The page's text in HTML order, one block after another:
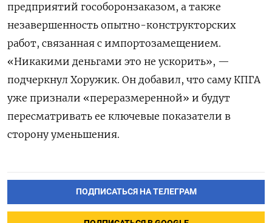
предприятий гособоронзаказом, а также
незавершенность опытно-конструкторских
работ, связанная с импортозамещением.
«Никакими деньгами это не ускорить», —
подчеркнул Хоружик. Он добавил, что саму КПГА
уже признали «переразмеренной» и будут
пересматривать ее ключевые показатели в
сторону уменьшения.
ПОДПИСАТЬСЯ НА ТЕЛЕГРАМ